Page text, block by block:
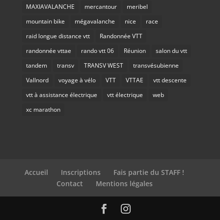
MAXIAVALANCHE
mercantour
meribel
mountain bike
mégavalanche nice
race
raid longue distance vtt
Randonnée VTT
randonnée vttae
rando vtt 06 Réunion
salon du vtt
tandem
transv TRANSV WEST
transvésubienne
Vallnord
voyage à vélo VTT VTTAE
vtt descente
vtt à assistance électrique
vtt électrique
web
xc marathon
Accueil Inscriptions
Fais partie du STAFF !
Contact
Mentions légales